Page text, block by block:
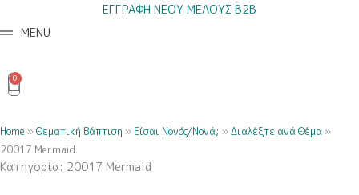
στο
ΕΓΓΡΑΦΗ ΝΕΟΥ ΜΕΛΟΥΣ B2B
MENU
0
Cart
Home »Θεματική Βάπτιση » Είσαι Νονός/Νονά; »Διαλέξτε ανά Θέμα »
20017 Mermaid
Κατηγορία: 20017 Mermaid